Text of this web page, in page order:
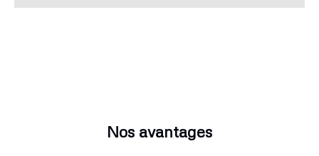
Nos avantages